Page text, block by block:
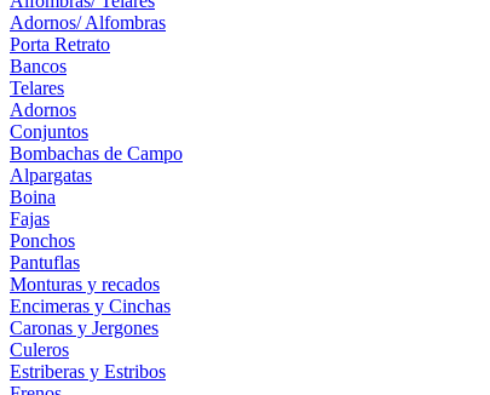
Adornos/ Alfombras
Porta Retrato
Bancos
Telares
Adornos
Conjuntos
Bombachas de Campo
Alpargatas
Boina
Fajas
Ponchos
Pantuflas
Monturas y recados
Encimeras y Cinchas
Caronas y Jergones
Culeros
Estriberas y Estribos